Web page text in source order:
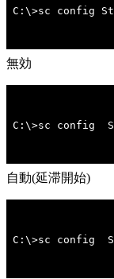
C:\>sc config
無効
C:\>sc config
自動(延滞開始)
C:\>sc config